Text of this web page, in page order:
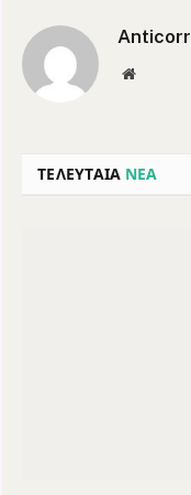
Anticorr
Website
ΤΕΛΕΥΤΑΙΑ ΝΕΑ